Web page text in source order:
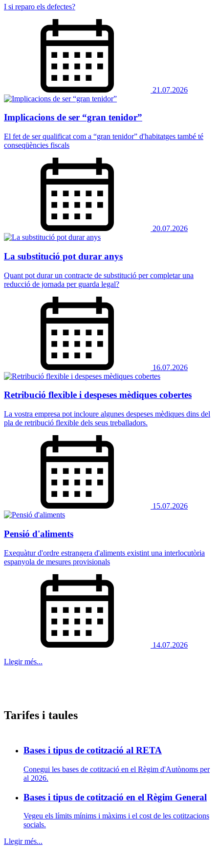
I si reparo els defectes?
21.07.2026
Implicacions de ser “gran tenidor”
El fet de ser qualificat com a “gran tenidor” d'habitatges també té
conseqüències fiscals
20.07.2026
La substitució pot durar anys
Quant pot durar un contracte de substitució per completar una
reducció de jornada per guarda legal?
16.07.2026
Retribució flexible i despeses mèdiques cobertes
La vostra empresa pot incloure algunes despeses mèdiques dins del
pla de retribució flexible dels seus treballadors.
15.07.2026
Pensió d'aliments
Exequàtur d'ordre estrangera d'aliments existint una interlocutòria
espanyola de mesures provisionals
14.07.2026
Llegir més...
Tarifes i taules
Bases i tipus de cotització al RETA
Conegui les bases de cotització en el Règim d'Autònoms per
al 2026.
Bases i tipus de cotització en el Règim General
Vegeu els límits mínims i màxims i el cost de les cotitzacions
socials.
Llegir més...